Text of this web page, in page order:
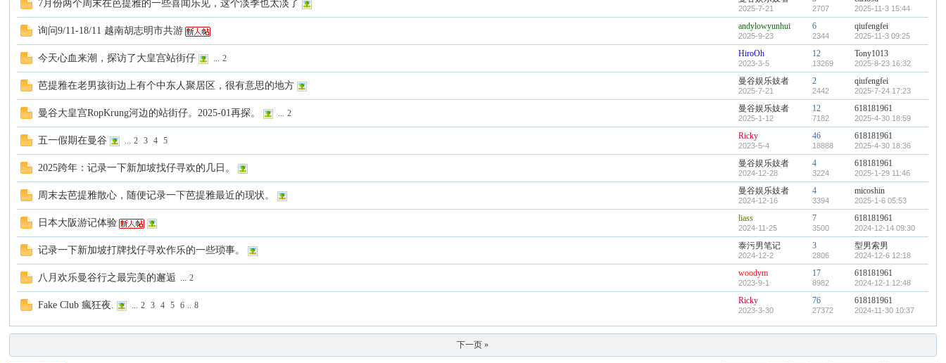
7月份两个周末在芭提雅的一些喜闻乐见，这个淡季也太淡了 2025-7-21 2707 2025-11-3 15:44
询问9/11-18/11 越南胡志明市共游 andylowyunhui
2025-9-23
6
2344
qiufengfei
2025-11-3 09:25
今天心血来潮，探访了大皇宫站街仔 ... 2 HiroOh
2023-3-5
12
13269
Tony1013
2025-8-23 16:32
芭提雅在老男孩街边上有个中东人聚居区，很有意思的地方 曼谷娱乐妓者
2025-7-21
2
2442
qiufengfei
2025-7-24 17:23
曼谷大皇宫RopKrung河边的站街仔。2025-01再探。 ... 2 曼谷娱乐妓者
2025-1-12
12
7182
618181961
2025-4-30 18:59
五一假期在曼谷 ... 2 3 4 5 Ricky
2023-5-4
46
18888
618181961
2025-4-30 18:36
2025跨年：记录一下新加坡找仔寻欢的几日。 曼谷娱乐妓者
2024-12-28
4
3224
618181961
2025-1-29 11:46
周末去芭提雅散心，随便记录一下芭提雅最近的现状。 曼谷娱乐妓者
2024-12-16
4
3394
micoshin
2025-1-6 05:53
日本大阪游记体验 liass
2024-11-25
7
3500
618181961
2024-12-14 09:30
记录一下新加坡打牌找仔寻欢作乐的一些琐事。 泰污男笔记
2024-12-2
3
2806
型男索男
2024-12-6 12:18
八月欢乐曼谷行之最完美的邂逅 ... 2 woodym
2023-9-1
17
8982
618181961
2024-12-1 12:48
Fake Club 瘋狂夜. ... 2 3 4 5 6 .. 8 Ricky
2023-3-30
76
27372
618181961
2024-11-30 10:37
下一页 »